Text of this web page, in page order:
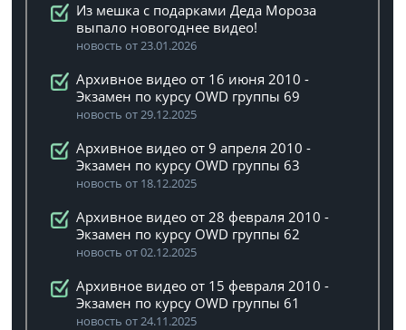
Из мешка с подарками Деда Мороза
выпало новогоднее видео!
новость от 23.01.2026
Архивное видео от 16 июня 2010 -
Экзамен по курсу OWD группы 69
новость от 29.12.2025
Архивное видео от 9 апреля 2010 -
Экзамен по курсу OWD группы 63
новость от 18.12.2025
Архивное видео от 28 февраля 2010 -
Экзамен по курсу OWD группы 62
новость от 02.12.2025
Архивное видео от 15 февраля 2010 -
Экзамен по курсу OWD группы 61
новость от 24.11.2025